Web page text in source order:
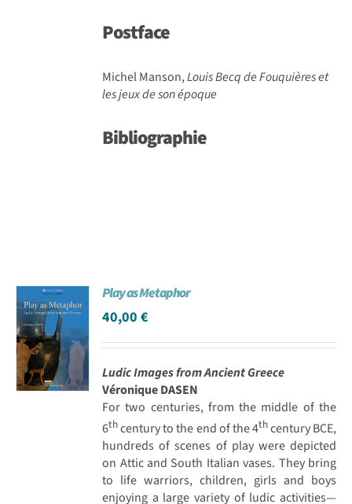
Postface
Michel Manson,Louis Becq de Fouquières et
les jeux de son époque
Bibliographie
Play as Metaphor
40,00€
Ludic Images from Ancient Greece
Véronique DASEN
For two centuries, from the middle of the
6thcentury to the end of the 4thcentury BCE,
hundreds of scenes of play were depicted
on Attic and South Italian vases. They bring
to life warriors, children, girls and boys
enjoying a large variety of ludic activities—